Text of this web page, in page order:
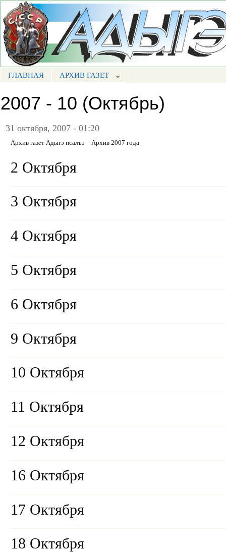
Портал СМИ КБР
МЕНЮ АП
ГЛАВНАЯ АРХИВ ГАЗЕТ
2007 - 10 (Октябрь)
31 октября, 2007 - 01:20
Архив газет Адыгэ псалъэ Архив 2007 года
2 Октября
3 Октября
4 Октября
5 Октября
6 Октября
9 Октября
10 Октября
11 Октября
12 Октября
16 Октября
17 Октября
18 Октября